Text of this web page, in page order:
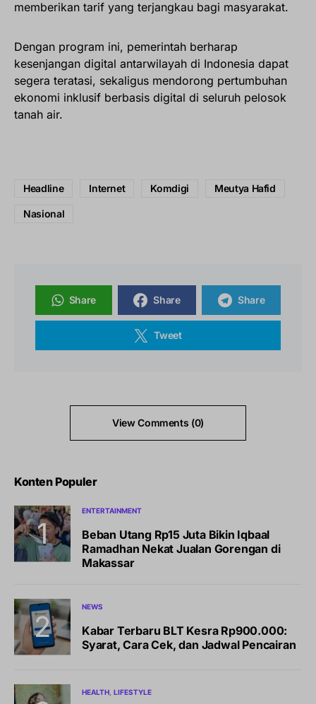
memberikan tarif yang terjangkau bagi masyarakat.
Dengan program ini, pemerintah berharap
kesenjangan digital antarwilayah di Indonesia dapat
segera teratasi, sekaligus mendorong pertumbuhan
ekonomi inklusif berbasis digital di seluruh pelosok
tanah air.
Headline Internet Komdigi Meutya Hafid
Nasional
Share Share Share
Tweet
View Comments (0)
Konten Populer
ENTERTAINMENT
Beban Utang Rp15 Juta Bikin Iqbaal
Ramadhan Nekat Jualan Gorengan di
Makassar
NEWS
Kabar Terbaru BLT Kesra Rp900.000:
Syarat, Cara Cek, dan Jadwal Pencairan
HEALTH LIFESTYLE